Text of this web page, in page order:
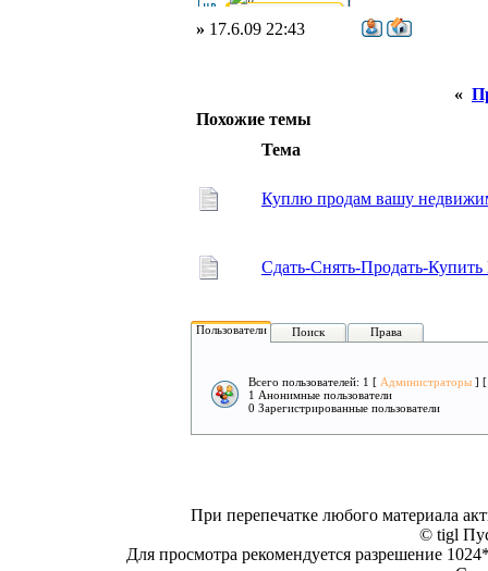
» 17.6.09 22:43
«
Похожие темы
Тема
Куплю продам вашу
Сдать-Снять-Продать-
Пользователи Поиск Права
Всего пользователей: 1 [ Администраторы ]
1 Анонимные пользователи
0 Зарегистрированные пользователи
При перепечатке любого материала
© tigl
Для просмотра рекомендуется разрешение